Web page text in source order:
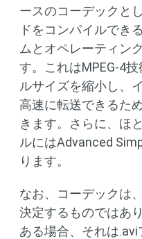
ースのコーデックと
ドをコンパイルでき
ムとオペレーティン
す。これはMPEG-4
ルサイズを縮小し、
高速に転送できるた
きます。さらに、ほ
ルにはAdvanced
ります。
なお、コーデックは
決定するものではあ
ある場合、それは